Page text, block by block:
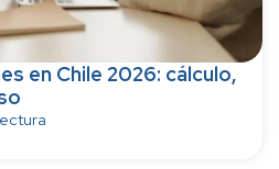
en Chile 2026: cálculo,